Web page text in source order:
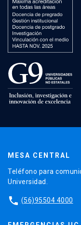
MESA CENTRAL
Teléfono para
Universidad.
phone (56)95504 4000